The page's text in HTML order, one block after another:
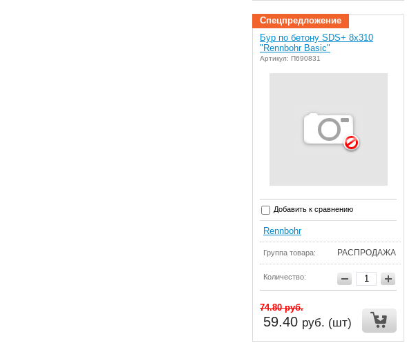
Спецпредложение
Бур по бетону SDS+ 8х310
"Rennbohr Basic"
Артикул: П690831
Добавить к сравнению
Rennbohr
Группа товара: РАСПРОДАЖА
Количество:
74.80руб.
59.40 руб. (шт)